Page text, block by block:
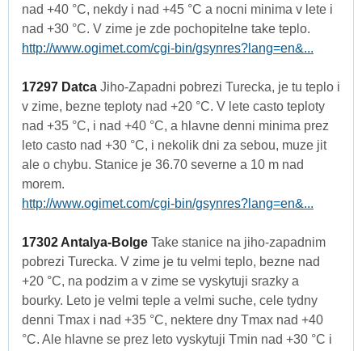
nad +40 °C, nekdy i nad +45 °C a nocni minima v lete i
nad +30 °C. V zime je zde pochopitelne take teplo.
http://www.ogimet.com/cgi-bin/gsynres?lang=en&...
17297 Datca Jiho-Zapadni pobrezi Turecka, je tu teplo i
v zime, bezne teploty nad +20 °C. V lete casto teploty
nad +35 °C, i nad +40 °C, a hlavne denni minima prez
leto casto nad +30 °C, i nekolik dni za sebou, muze jit
ale o chybu. Stanice je 36.70 severne a 10 m nad
morem.
http://www.ogimet.com/cgi-bin/gsynres?lang=en&...
17302 Antalya-Bolge Take stanice na jiho-zapadnim
pobrezi Turecka. V zime je tu velmi teplo, bezne nad
+20 °C, na podzim a v zime se vyskytuji srazky a
bourky. Leto je velmi teple a velmi suche, cele tydny
denni Tmax i nad +35 °C, nektere dny Tmax nad +40
°C. Ale hlavne se prez leto vyskytuji Tmin nad +30 °C i